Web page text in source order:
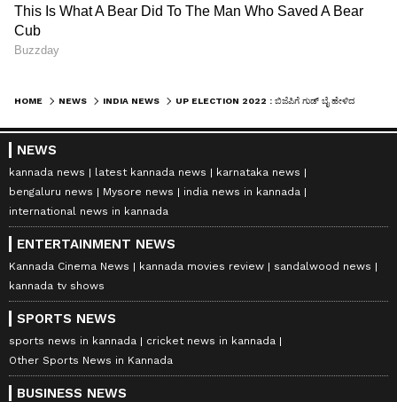
HOME NEWS INDIA NEWS
NEWS
kannada news latest kannada news
karnataka news
bengaluru news
Mysore news
india news in kannada
international news in kannada
ENTERTAINMENT NEWS
Kannada Cinema News kannada movies review
sandalwood news
kannada tv shows
SPORTS NEWS
sports news in kannada
cricket news in kannada
Other Sports News in Kannada
BUSINESS NEWS